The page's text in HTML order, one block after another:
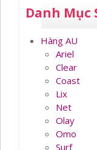
Danh Mục
Hàng AU
Ariel
Clear
Coast
Lix
Net
Olay
Omo
Surf